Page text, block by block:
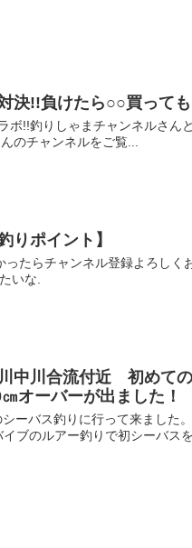
決!!負けたら○○買っても
ボ!!釣りしゃまチャンネルさん
のチャンネルをご覧...
りポイント】
たらチャンネル登録よろしく
いな.
中川合流付近 初めて
オーバーが出ました！
ーバス釣りに行って来ました
ブのルアー釣りで初シーバスを